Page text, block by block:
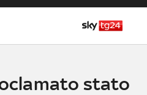
stato